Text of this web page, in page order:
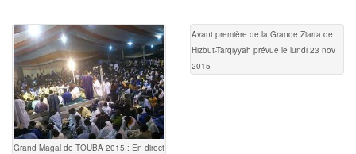
Grand Magal de TOUBA 2015 : En direct
Avant première de la Grande Ziarra de
Hizbut-Tarqiyyah prévue le lundi 23 nov
2015